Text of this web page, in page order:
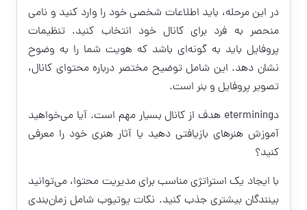
در این مرحله، باید اطلاعات شخصی خود را وارد کنید و نامی
منحصر به فرد برای کانال خود انتخاب کنید. تنظیمات
پروفایل باید به گونه‌ای باشد که هویت شما را به وضوح
نشان دهد. این شامل توضیح مختصر درباره محتوای کانال،
تصویر پروفایل و بنر است.
دetermining هدف از کانال بسیار مهم است. آیا می‌خواهید
آموزش هنرهای بازیافتی دهید یا آثار هنری خود را معرفی
کنید؟
با ایجاد یک استراتژی مناسب برای مدیریت محتوا، می‌توانید
بینندگان بیشتری جذب کنید. نکات یوتیوب شامل زمان‌بندی